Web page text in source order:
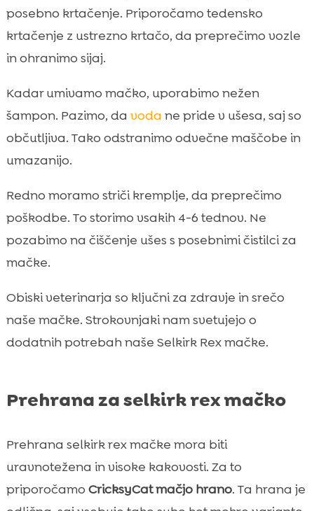
posebno krtačenje. Priporočamo tedensko
krtačenje z ustrezno krtačo, da preprečimo vozle
in ohranimo sijaj.
Kadar umivamo mačko, uporabimo nežen
šampon. Pazimo, da voda ne pride v ušesa, saj so
občutljiva. Tako odstranimo odvečne maščobe in
umazanijo.
Redno moramo striči kremplje, da preprečimo
poškodbe. To storimo vsakih 4-6 tednov. Ne
pozabimo na čiščenje ušes s posebnimi čistilci za
mačke.
Obiski veterinarja so ključni za zdravje in srečo
naše mačke. Strokovnjaki nam svetujejo o
dodatnih potrebah naše Selkirk Rex mačke.
Prehrana za selkirk rex mačko
Prehrana selkirk rex mačke mora biti
uravnotežena in visoke kakovosti. Za to
priporočamo CricksyCat mačjo hrano. Ta hrana je